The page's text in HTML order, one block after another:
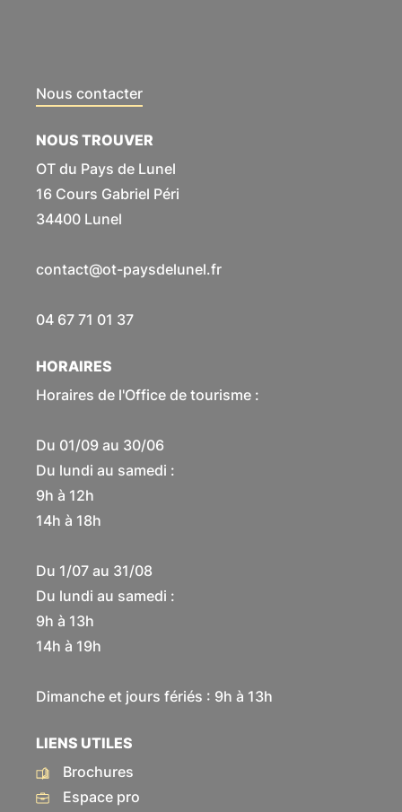
Nous contacter
NOUS TROUVER
OT du Pays de Lunel
16 Cours Gabriel Péri
34400 Lunel
contact@ot-paysdelunel.fr
04 67 71 01 37
HORAIRES
Horaires de l'Office de tourisme :
Du 01/09 au 30/06
Du lundi au samedi :
9h à 12h
14h à 18h
Du 1/07 au 31/08
Du lundi au samedi :
9h à 13h
14h à 19h
Dimanche et jours fériés : 9h à 13h
LIENS UTILES
Brochures
Espace pro